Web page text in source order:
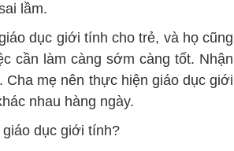
lầm.
dục giới tính cho trẻ, và họ cũng
cần làm càng sớm càng tốt. Nhận
mẹ nên thực hiện giáo dục giới
nhau hàng ngày.
dục giới tính?